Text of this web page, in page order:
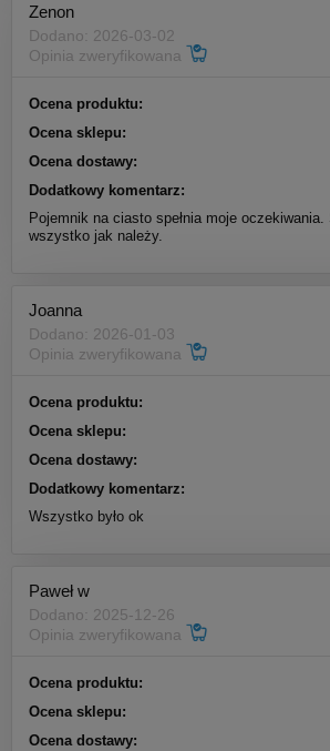
Zenon
Dodano: 2026-03-02
Opinia zweryfikowana
Ocena produktu:
Ocena sklepu:
Ocena dostawy:
Dodatkowy komentarz:
Pojemnik na ciasto spełnia moje oczekiwania.
wszystko jak należy.
Joanna
Dodano: 2026-01-03
Opinia zweryfikowana
Ocena produktu:
Ocena sklepu:
Ocena dostawy:
Dodatkowy komentarz:
Wszystko było ok
Paweł w
Dodano: 2025-12-26
Opinia zweryfikowana
Ocena produktu:
Ocena sklepu:
Ocena dostawy: